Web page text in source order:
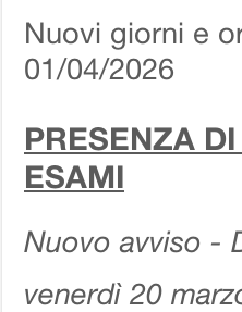
Nuovi giorni e
01/04/2026
PRESENZA
ESAMI
Nuovo avviso -
venerdì 20